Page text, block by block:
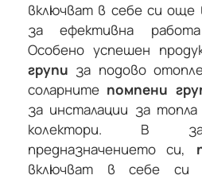
включват в себе си още
за ефективна
Особено успешен
групи за подово
соларните помпени
за инсталации за
колектори. В
предназначението си,
включват в себе си